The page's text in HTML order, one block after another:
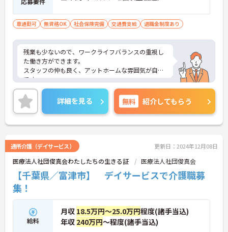
車通勤可 無資格OK 社会保険完備 交通費支給 退職金制度あり
残業も少ないので、ワークライフバランスの重視し
た働き方ができます。
スタッフの仲も良く、アットホームな雰囲気が自慢
です。
ご興味ある方には、面接対策ポイントなど、詳細を
お話しいたしますのでお気軽にご相談ください。
詳細を見る 無料 紹介してもらう
通所介護（デイサービス） 更新日：2024年12月08日
医療法人社団俊真会わたしたちの生きる証 医療法人社団俊真会
【千葉県／富津市】 デイサービスで介護職募
集！
給料
月収 18.5万円～25.0万円程度(諸手当込)
年収 240万円～程度(諸手当込)